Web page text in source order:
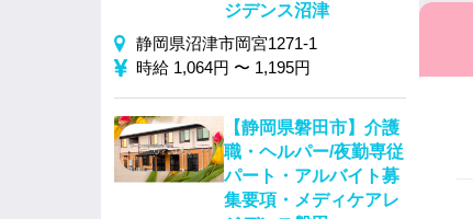
ジデンス沼津
静岡県沼津市岡宮1271-1
時給 1,064円 〜 1,195円
【静岡県磐田市】介護
職・ヘルパー/夜勤専従
パート・アルバイト募
集要項・メディケアレ